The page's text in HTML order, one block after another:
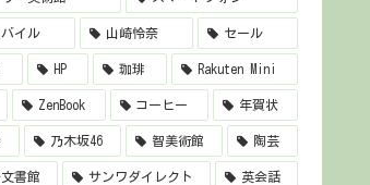
イル 山崎怜奈 セール
HP 珈琲 Rakuten Mini
ZenBook コーヒー 年賀状
乃木坂46 智美術館 陶芸
書館 サンワダイレクト 英会話